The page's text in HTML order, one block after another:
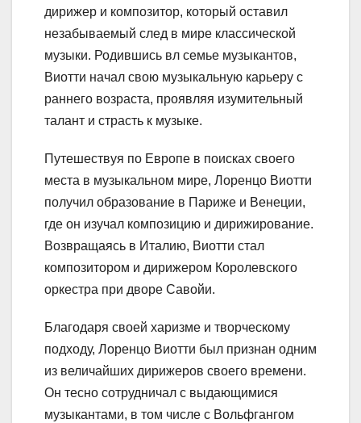
дирижер и композитор, который оставил
незабываемый след в мире классической
музыки. Родившись вл семье музыкантов,
Виотти начал свою музыкальную карьеру с
раннего возраста, проявляя изумительный
талант и страсть к музыке.
Путешествуя по Европе в поисках своего
места в музыкальном мире, Лоренцо Виотти
получил образование в Париже и Венеции,
где он изучал композицию и дирижирование.
Возвращаясь в Италию, Виотти стал
композитором и дирижером Королевского
оркестра при дворе Савойи.
Благодаря своей харизме и творческому
подходу, Лоренцо Виотти был признан одним
из величайших дирижеров своего времени.
Он тесно сотрудничал с выдающимися
музыкантами, в том числе с Вольфгангом